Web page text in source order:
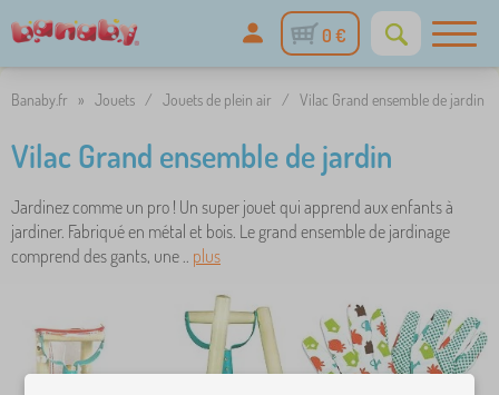
0 €
Banaby.fr » Jouets / Jouets de plein air / Vilac Grand ensemble de jardin
Vilac Grand ensemble de jardin
Jardinez comme un pro ! Un super jouet qui apprend aux enfants à
jardiner. Fabriqué en métal et bois. Le grand ensemble de jardinage
comprend des gants, une .. plus